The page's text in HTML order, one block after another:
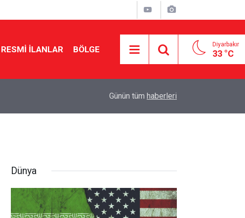
RESMI İLANLAR BÖLGE Diyarbakır
33 °C
Şanlıurfa’da 5 araç birbirine girdi: 7 yaralı
Günün tüm haberleri
Dünya